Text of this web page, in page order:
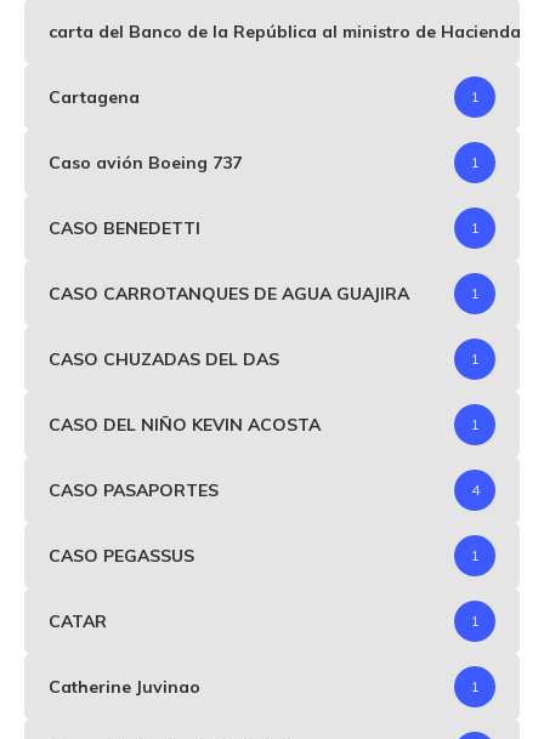
carta del Banco de la República al ministro de Hacienda
Cartagena 1
Caso avión Boeing 737 1
CASO BENEDETTI 1
CASO CARROTANQUES DE AGUA GUAJIRA 1
CASO CHUZADAS DEL DAS 1
CASO DEL NIÑO KEVIN ACOSTA 1
CASO PASAPORTES 4
CASO PEGASSUS 1
CATAR 1
Catherine Juvinao 1